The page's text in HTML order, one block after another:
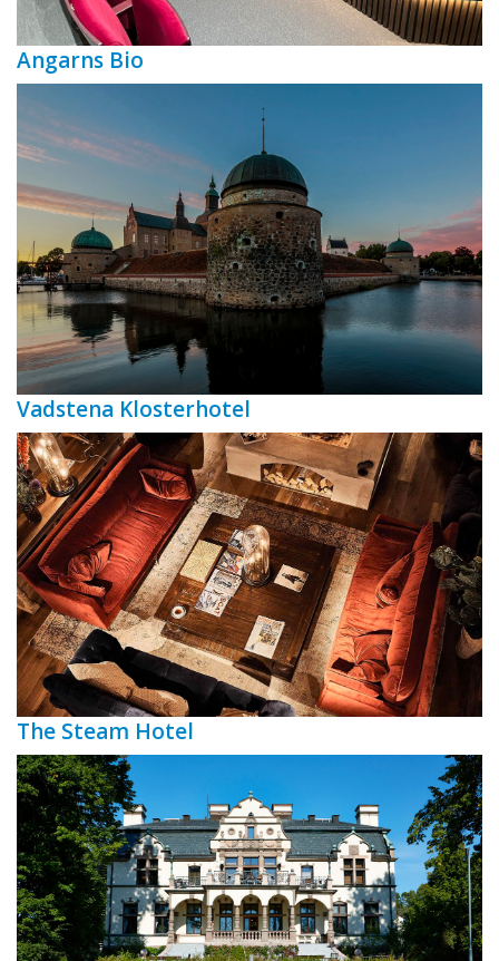
Angarns Bio
Vadstena Klosterhotel
The Steam Hotel